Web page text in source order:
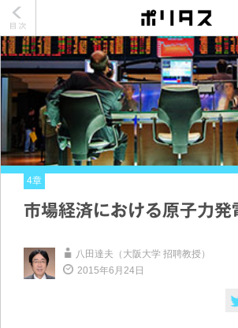
4章
市場経済における原子力発
八田達夫（大阪大学 招聘教授）
2015年6月24日